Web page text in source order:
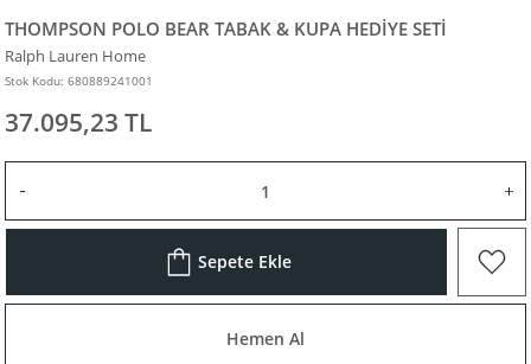
THOMPSON POLO BEAR TABAK & KUPA HEDİYE SETİ
Ralph Lauren Home
Stok Kodu: 680889241001
37.095,23 TL
Sepete Ekle
Hemen Al